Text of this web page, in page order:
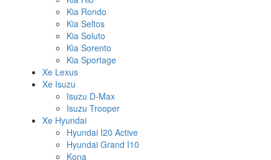
Kia Rondo
Kia Seltos
Kia Soluto
Kia Sorento
Kia Sportage
Xe Lexus
Xe Isuzu
Isuzu D-Max
Isuzu Trooper
Xe Hyundai
Hyundai I20 Active
Hyundai Grand I10
Kona